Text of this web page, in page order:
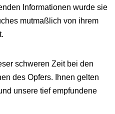
Informationen wurde sie
mutmaßlich von ihrem
schweren Zeit bei den
des Opfers. Ihnen gelten
unsere tief empfundene